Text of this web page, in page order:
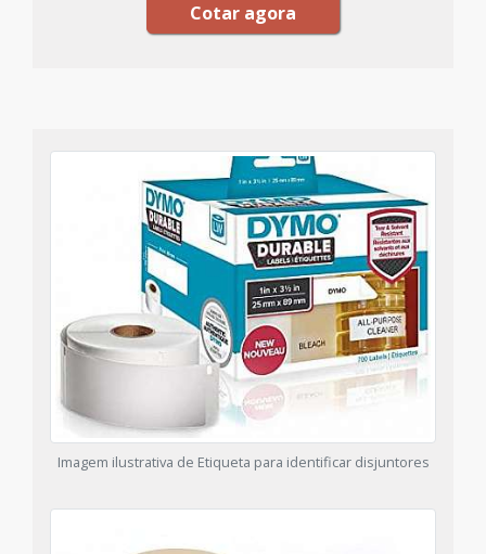
Cotar agora
Imagem ilustrativa de Etiqueta para identificar disjuntores